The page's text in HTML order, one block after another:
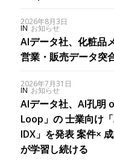
2026年8月3日
IN お知らせ
AIデータ社、化粧品
営業・販売データ突
2026年7月31日
IN お知らせ
AIデータ社、AI孔明
Loop」の 士業向け
IDX」を発表 案件×
が学習し続ける